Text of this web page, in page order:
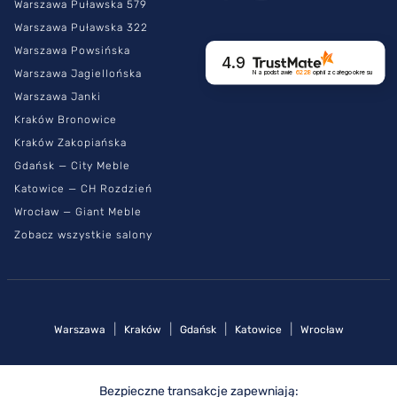
Warszawa Puławska 579
Warszawa Puławska 322
Warszawa Powsińska
Warszawa Jagiellońska
Warszawa Janki
Kraków Bronowice
Kraków Zakopiańska
Gdańsk — City Meble
Katowice — CH Rozdzień
Wrocław — Giant Meble
Zobacz wszystkie salony
4.9
Na podstawie 6228 opinii z całego okresu
Warszawa Kraków Gdańsk Katowice Wrocław
Bezpieczne transakcje zapewniają: